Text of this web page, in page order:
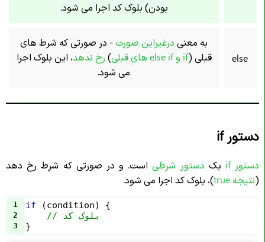
بودن) بلوک کد اجرا می شود.
else
به معنی درغیراین صورت- در صورتی که شرط های
قبلی (if و else if های قبلی ) رخ ندهد، این بلوک اجرا
می شود.
دستور if
دستور if یک دستور شرطی است. و در صورتی که شرط رخ دهد
(نتیجه true )، بلوک کد اجرا می شود.
1 if (condition) {
2 // بلوک کد
3 }